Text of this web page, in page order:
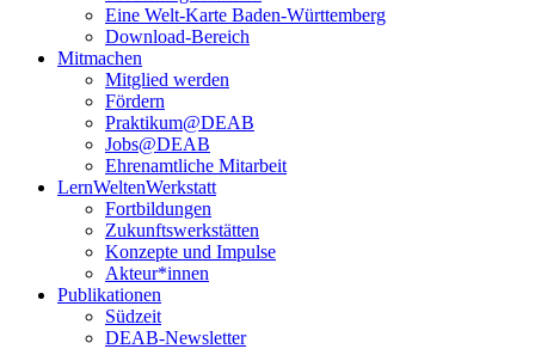
Eine Welt-Karte Baden-Württemberg
Download-Bereich
Mitmachen
Mitglied werden
Fördern
Praktikum@DEAB
Jobs@DEAB
Ehrenamtliche Mitarbeit
LernWeltenWerkstatt
Fortbildungen
Zukunftswerkstätten
Konzepte und Impulse
Akteur*innen
Publikationen
Südzeit
DEAB-Newsletter